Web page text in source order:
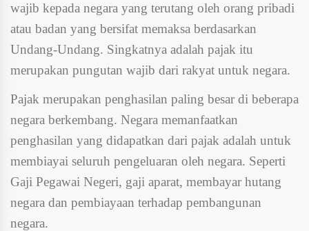
wajib kepada negara yang terutang oleh orang pribadi
atau badan yang bersifat memaksa berdasarkan
Undang-Undang. Singkatnya adalah pajak itu
merupakan pungutan wajib dari rakyat untuk negara.
Pajak merupakan penghasilan paling besar di beberapa
negara berkembang. Negara memanfaatkan
penghasilan yang didapatkan dari pajak adalah untuk
membiayai seluruh pengeluaran oleh negara. Seperti
Gaji Pegawai Negeri, gaji aparat, membayar hutang
negara dan pembiayaan terhadap pembangunan
negara.